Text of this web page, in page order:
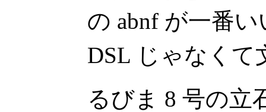
の abnf が一番
DSL じゃなくて
るびま 8 号の立